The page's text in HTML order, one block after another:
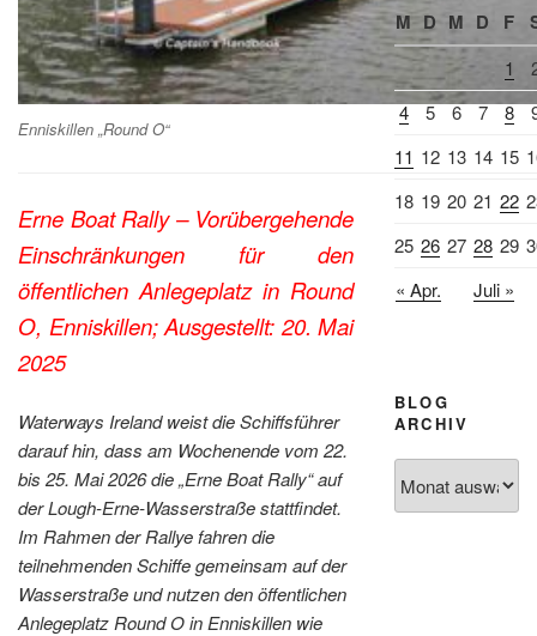
Enniskillen „Round O“
Erne Boat Rally – Vorübergehende
Einschränkungen für den
öffentlichen Anlegeplatz in Round
O, Enniskillen;Ausgestellt: 20. Mai
2025
Waterways Ireland weist die Schiffsführer
darauf hin, dass am Wochenende vom 22.
bis 25. Mai 2026 die „Erne Boat Rally“ auf
der Lough-Erne-Wasserstraße stattfindet.
Im Rahmen der Rallye fahren die
teilnehmenden Schiffe gemeinsam auf der
Wasserstraße und nutzen den öffentlichen
Anlegeplatz Round O in Enniskillen wie
M D M D F
1
4
5 6 7 8
11 12 13 14 15
18 19 20 21 22
25 26 27 28 29
« Apr.
Juli »
BLOG
ARCHIV
Archiv